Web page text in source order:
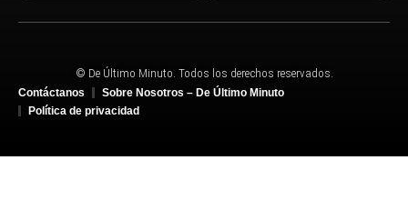
© De Último Minuto. Todos los derechos reservados.
Contáctanos
Sobre Nosotros – De Último Minuto
Política de privacidad